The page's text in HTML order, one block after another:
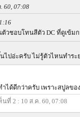
60, 07:08
ตัวชอบโทนสีตัว DC ที่ดูเข้มก
ปอ่ะครับ ไม่รู้ตัวไหนทำระ
ำได้ดีกว่าครับ เพราะสปูล
นที่ 2 : 10 ส.ค. 60, 07:08